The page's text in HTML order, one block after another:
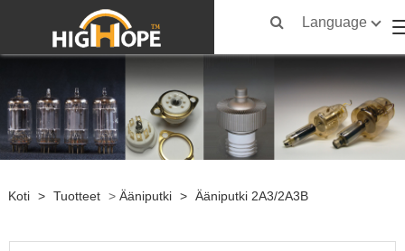
Language
Koti > Tuotteet > Ääniputki > Ääniputki 2A3/2A3B